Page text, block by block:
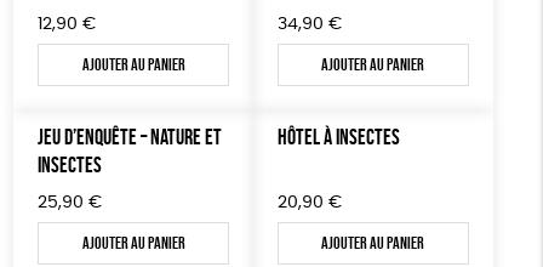
12,90 €
Ajouter au panier
34,90 €
Ajouter au panier
JEU D’ENQUÊTE – NATURE ET
INSECTES
25,90 €
Ajouter au panier
HÔTEL À INSECTES
20,90 €
Ajouter au panier